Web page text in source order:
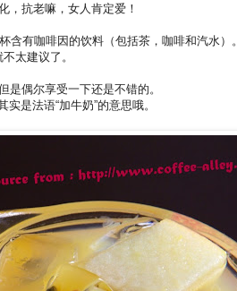
，抗老嘛，女人肯定爱！
有咖啡因的饮料（包括茶，咖啡和汽水）。
太建议了。
是偶尔享受一下还是不错的。
是法语“加牛奶”的意思哦。